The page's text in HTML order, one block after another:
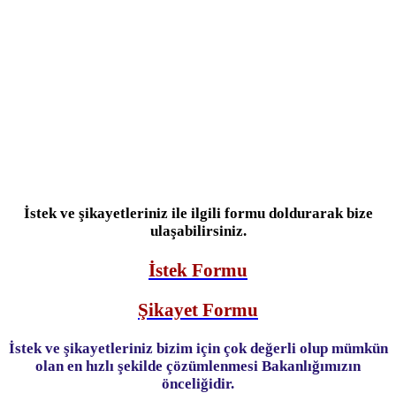
İstek ve şikayetleriniz ile ilgili formu doldurarak bize
ulaşabilirsiniz.
İstek Formu
Şikayet Formu
İstek ve şikayetleriniz bizim için çok değerli olup mümkün
olan en hızlı şekilde çözümlenmesi Bakanlığımızın
önceliğidir.